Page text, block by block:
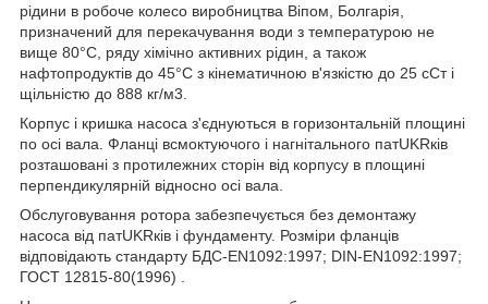
рідини в робоче колесо виробництва Віпом, Болгарія,
призначений для перекачування води з температурою не
вище 80°С, ряду хімічно активних рідин, а також
нафтопродуктів до 45°С з кінематичною в'язкістю до 25 сСт і
щільністю до 888 кг/м3.
Корпус і кришка насоса з'єднуються в горизонтальній площині
по осі вала. Фланці всмоктуючого і нагнітального патUKRків
розташовані з протилежних сторін від корпусу в площині
перпендикулярній відносно осі вала.
Обслуговування ротора забезпечується без демонтажу
насоса від патUKRків і фундаменту. Розміри фланців
відповідають стандарту БДС-EN1092:1997; DIN-EN1092:1997;
ГОСТ 12815-80(1996) .